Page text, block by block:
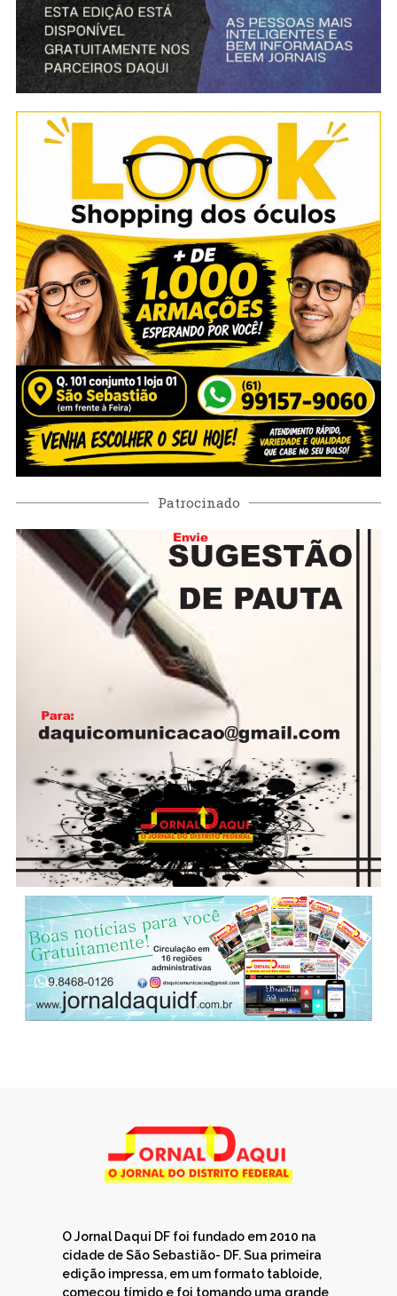
Patrocinado
O Jornal Daqui DF foi fundado em 2010 na
cidade de São Sebastião- DF. Sua primeira
edição impressa, em um formato tabloide,
começou tímido e foi tomando uma grande